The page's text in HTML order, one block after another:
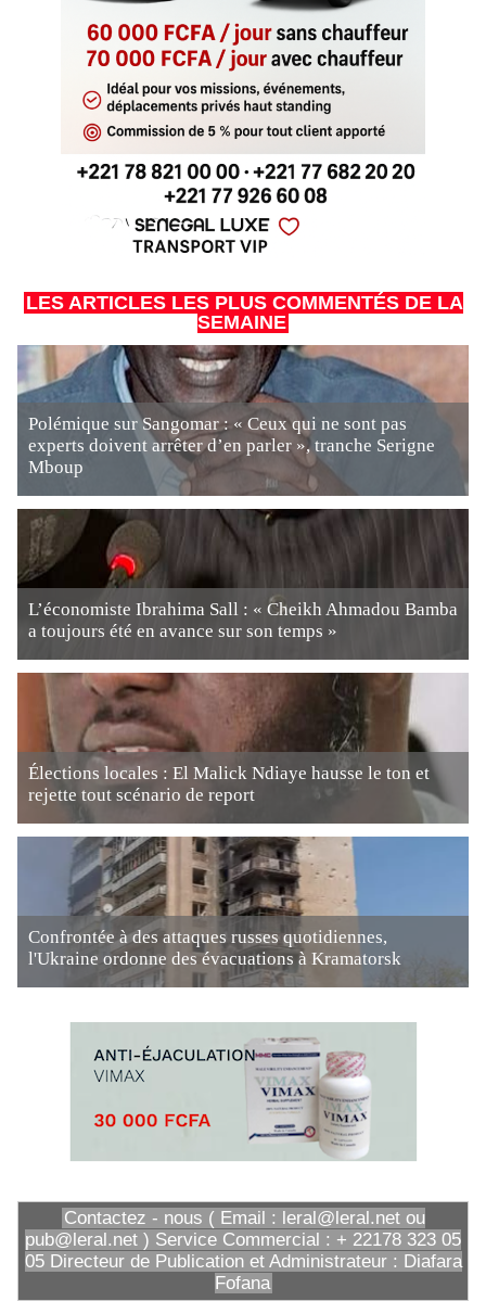
LES ARTICLES LES PLUS COMMENTÉS DE LA
SEMAINE
Polémique sur Sangomar : « Ceux qui ne sont pas
experts doivent arrêter d’en parler », tranche Serigne
Mboup
L’économiste Ibrahima Sall : « Cheikh Ahmadou Bamba
a toujours été en avance sur son temps »
Élections locales : El Malick Ndiaye hausse le ton et
rejette tout scénario de report
Confrontée à des attaques russes quotidiennes,
l'Ukraine ordonne des évacuations à Kramatorsk
Contactez - nous ( Email : leral@leral.net ou
pub@leral.net ) Service Commercial : + 22178 323 05
05 Directeur de Publication et Administrateur : Diafara
Fofana